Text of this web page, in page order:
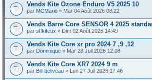
Vends Kite Ozone Enduro V5 2025 10
par MCMario » Mar 04 Août 2026 08:22
Vends Barre Core SENSOR 4 2025
par stfkiteux » Dim 02 Août 2026 14:49
Vends Kite Core xr pro 2024 7 ,9 ,12
par Dominique » Mar 28 Juil 2026 12:08
Vends Kite Core XR7 2024 9 m
par Bill-beliveau » Lun 27 Juil 2026 17:46